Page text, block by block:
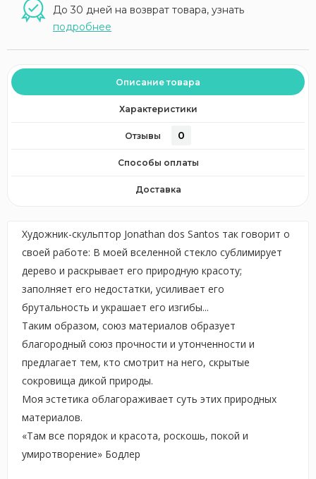
До 30 дней на возврат товара, узнать
подробнее
Описание товара
Характеристики
Отзывы 0
Способы оплаты
Доставка
Художник-скульптор Jonathan dos Santos так говорит о
своей работе: В моей вселенной стекло сублимирует
дерево и раскрывает его природную красоту;
заполняет его недостатки, усиливает его
брутальность и украшает его изгибы...
Таким образом, союз материалов образует
благородный союз прочности и утонченности и
предлагает тем, кто смотрит на него, скрытые
сокровища дикой природы.
Моя эстетика облагораживает суть этих природных
материалов.
«Там все порядок и красота, роскошь, покой и
умиротворение» Бодлер